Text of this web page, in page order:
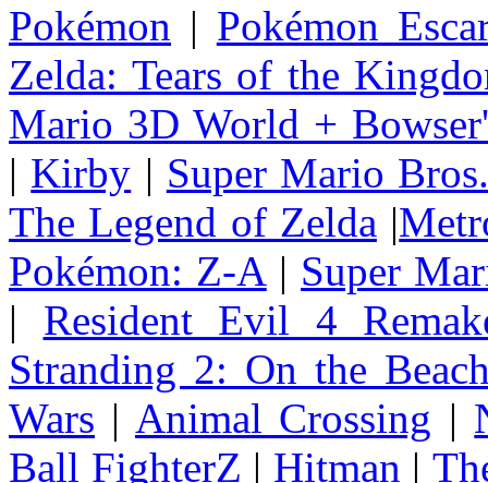
Pokémon | Pokémon
Zelda: Tears of the
Mario 3D World +
| Kirby | Super Mario
The Legend of Zelda |
Pokémon: Z-A | Super
| Resident Evil 4
Stranding 2: On the
Wars | Animal Crossing |
Ball FighterZ | Hitman |